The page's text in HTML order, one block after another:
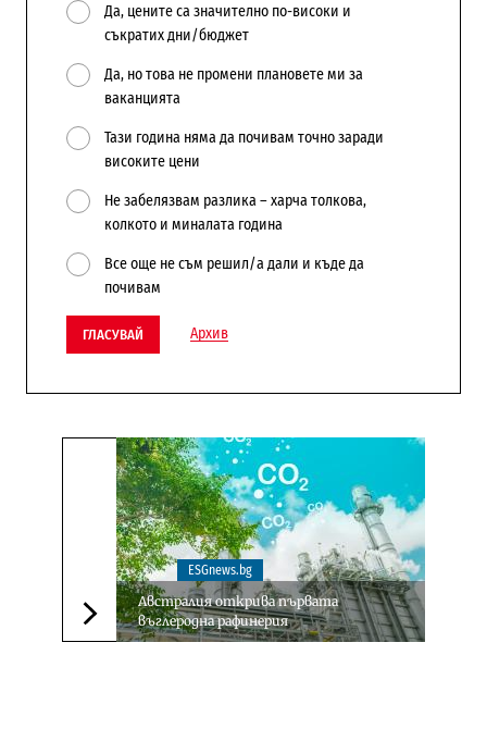
Да, цените са значително по-високи и
съкратих дни/бюджет
Да, но това не промени плановете ми за
ваканцията
Тази година няма да почивам точно заради
високите цени
Не забелязвам разлика – харча толкова,
колкото и миналата година
Все още не съм решил/а дали и къде да
почивам
ГЛАСУВАЙ Архив
Следваща новина
ESGnews.bg
Австралия открива първата
въглеродна рафинерия